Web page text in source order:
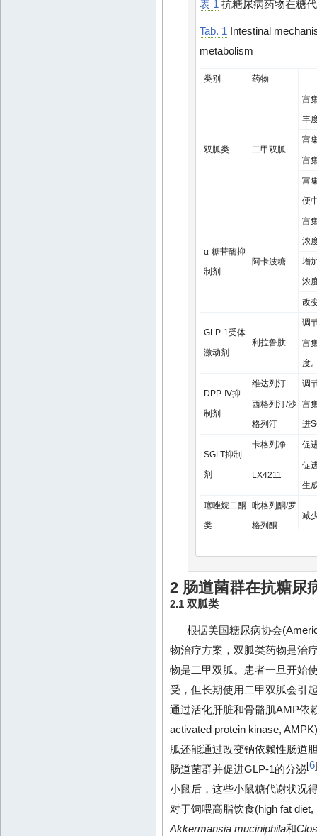
表 1 抗糖尿病药物在糖
Tab. 1 Intestinal
metabolism
类别 药物
双胍类 二甲双胍
富
丰
富
富
富
便
α-糖苷酶抑
制剂
阿卡波糖
富
浓
增
浓
改
GLP-1受体
激动剂
利拉鲁肽
调
富
度
DPP-Ⅳ抑
制剂
维达列汀 调
西格列汀/沙
格列汀
富
进
SGLT抑制
剂
卡格列净 促
LX4211
促
生
噻唑烷二酮
类
吡格列酮/罗
格列酮
减
中药单味药
富
人参皂苷
调
DJP
调
富
中药复方
黄芩-黄连合
剂
调
薏苡附子败
酱散
富
水
富
血
AMC 富
富
减
2 肠道菌群在抗糖尿
2.1 双胍类
根据美国糖尿病协会
物治疗方案，双胍类药物是治
物是二甲双胍。患者一旦开始
受，但长期使用二甲双胍会引
通过活化肝脏和骨骼肌AMP依
activated protein kinase,
胍还能通过改变钠依赖性肠道
肠道菌群并促进GLP-1的分泌[6]
小鼠后，这些小鼠糖代谢状况
对于饲喂高脂饮食(high fat
Akkermansia muciniphila和